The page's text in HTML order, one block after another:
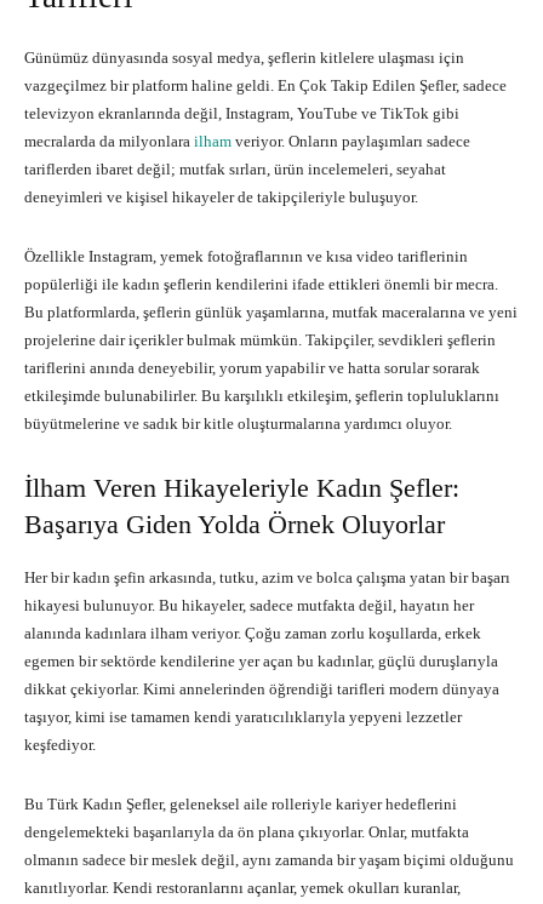
Günümüz dünyasında sosyal medya, şeflerin kitlelere ulaşması için
vazgeçilmez bir platform haline geldi. En Çok Takip Edilen Şefler, sadece
televizyon ekranlarında değil, Instagram, YouTube ve TikTok gibi
mecralarda da milyonlara ilham veriyor. Onların paylaşımları sadece
tariflerden ibaret değil; mutfak sırları, ürün incelemeleri, seyahat
deneyimleri ve kişisel hikayeler de takipçileriyle buluşuyor.
Özellikle Instagram, yemek fotoğraflarının ve kısa video tariflerinin
popülerliği ile kadın şeflerin kendilerini ifade ettikleri önemli bir mecra.
Bu platformlarda, şeflerin günlük yaşamlarına, mutfak maceralarına ve yeni
projelerine dair içerikler bulmak mümkün. Takipçiler, sevdikleri şeflerin
tariflerini anında deneyebilir, yorum yapabilir ve hatta sorular sorarak
etkileşimde bulunabilirler. Bu karşılıklı etkileşim, şeflerin topluluklarını
büyütmelerine ve sadık bir kitle oluşturmalarına yardımcı oluyor.
İlham Veren Hikayeleriyle Kadın Şefler:
Başarıya Giden Yolda Örnek Oluyorlar
Her bir kadın şefin arkasında, tutku, azim ve bolca çalışma yatan bir başarı
hikayesi bulunuyor. Bu hikayeler, sadece mutfakta değil, hayatın her
alanında kadınlara ilham veriyor. Çoğu zaman zorlu koşullarda, erkek
egemen bir sektörde kendilerine yer açan bu kadınlar, güçlü duruşlarıyla
dikkat çekiyorlar. Kimi annelerinden öğrendiği tarifleri modern dünyaya
taşıyor, kimi ise tamamen kendi yaratıcılıklarıyla yepyeni lezzetler
keşfediyor.
Bu Türk Kadın Şefler, geleneksel aile rolleriyle kariyer hedeflerini
dengelemekteki başarılarıyla da ön plana çıkıyorlar. Onlar, mutfakta
olmanın sadece bir meslek değil, aynı zamanda bir yaşam biçimi olduğunu
kanıtlıyorlar. Kendi restoranlarını açanlar, yemek okulları kuranlar,